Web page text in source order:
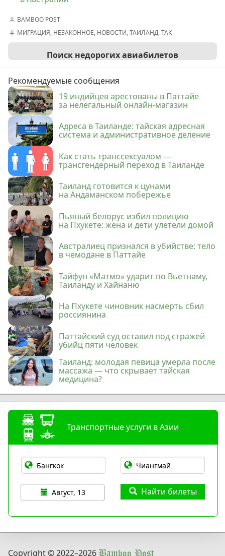
BAMBOO POST
МИГРАЦИЯ, НЕЗАКОННОЕ, НОВОСТИ,ТАИЛАНД,ТАК
Поиск недорогих авиабилетов
Рекомендуемые сообщения
19 индийцев арестованы в Паттайе
за нелегальный онлайн-магазин
Адреса в Таиланде: тайская адресная
система и административное деление
Как стать транссексуалом —
трансгендерный переход в Таиланде
Таиланд готовится к цунами
на Андаманском побережье
Пьяный белорус избил полицию
на Пхукете: жена и дети улетели домой
Австралиец признался в убийстве: тело
в чемодане в Паттайе
Тайфун «Матмо» ударит по Вьетнаму,
Таиланду и Хайнаню
На Пхукете чиновник насмерть сбил
россиянина
Паттайский суд оставил под стражей
убийц пяти человек
Таиланд: молодая певица умерла после
массажа — что скрывает тайская
медицина?
Транспортные услуги в Азии
Август, 13 Найти билеты
Copyright © 2022–2026 Bamboo Post